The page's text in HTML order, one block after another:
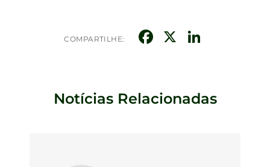
COMPARTILHE: Facebook
X
Notícias Relacionadas